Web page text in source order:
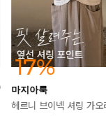
17%
마지아룩